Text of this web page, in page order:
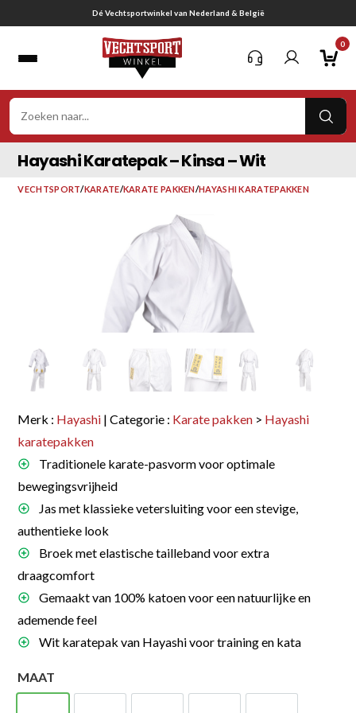
naar
Gratis verzending vanaf € 75,-
0
Hayashi Karatepak – Kinsa – Wit
VECHTSPORT/KARATE/KARATE PAKKEN/HAYASHI KARATEPAKKEN
Merk : Hayashi | Categorie : Karate pakken > Hayashi
karatepakken
Traditionele karate-pasvorm voor optimale
bewegingsvrijheid
Jas met klassieke vetersluiting voor een stevige,
authentieke look
Broek met elastische tailleband voor extra
draagcomfort
Gemaakt van 100% katoen voor een natuurlijke en
ademende feel
Wit karatepak van Hayashi voor training en kata
MAAT